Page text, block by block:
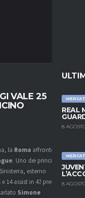
REAL
8
8
VALE 25
la Roma affronterà il
. Uno dei principali
esterno
14 assist in 47 presenze.
Simone